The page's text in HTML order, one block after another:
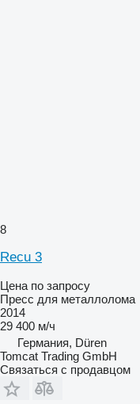
8
Recu 3
Цена по запросу
Пресс для металлолома
2014
29 400 м/ч
Германия, Düren
Tomcat Trading GmbH
Связаться с продавцом